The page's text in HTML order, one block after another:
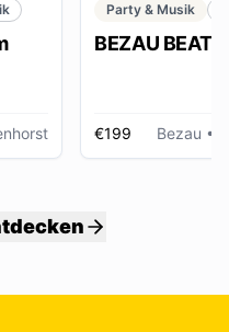
Party & Musik
BEZAU BEATZ
€199 Bezau •